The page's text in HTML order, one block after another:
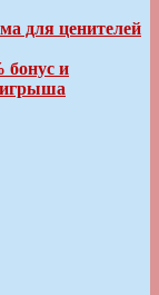
для ценителей
бонус и